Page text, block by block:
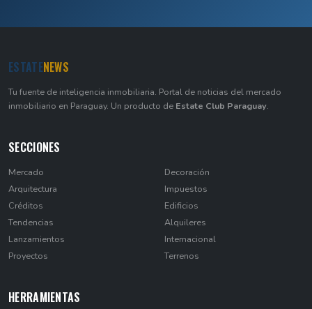
ESTATENEWS
Tu fuente de inteligencia inmobiliaria. Portal de noticias del mercado
inmobiliario en Paraguay. Un producto de Estate Club Paraguay.
SECCIONES
Mercado
Arquitectura
Créditos
Tendencias
Lanzamientos
Proyectos
Decoración
Impuestos
Edificios
Alquileres
Internacional
Terrenos
HERRAMIENTAS